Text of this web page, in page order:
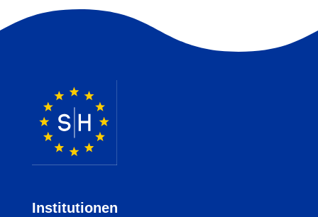
Institutionen